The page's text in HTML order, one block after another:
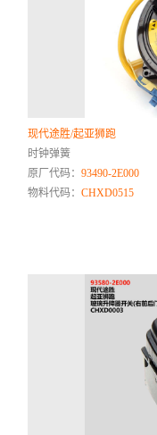
现代途胜/起亚狮跑
时钟弹簧
原厂代码：93490-2E000
物料代码：CHXD0515